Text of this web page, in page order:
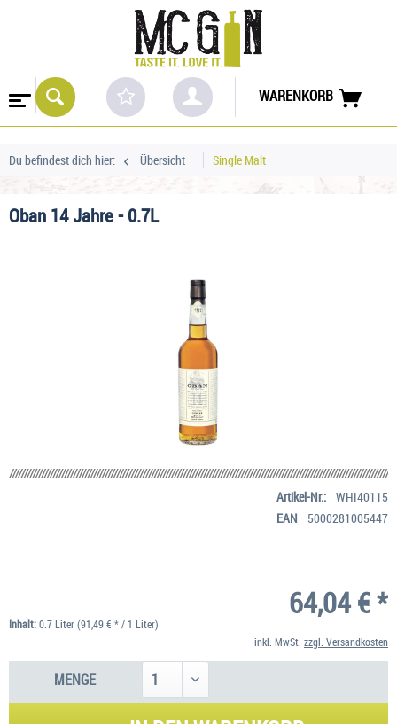
WARENKORB
Du befindest dich hier: Übersicht Single Malt
Oban 14 Jahre - 0.7L
Artikel-Nr.: WHI40115
EAN
5000281005447
64,04 € *
Inhalt:0.7 Liter (91,49 € * / 1 Liter)
inkl. MwSt. zzgl. Versandkosten
MENGE